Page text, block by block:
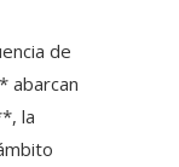
de
abarcan
la